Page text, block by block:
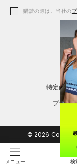
メニュー 検
アクセサリー
レギンス＆タイツ
シューズ
購読の際は、当社の
特定商取
プライ
© 2026